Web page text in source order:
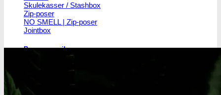
Skulekasser / Stashbox
Zip-poser
NO SMELL | Zip-poser
Jointbox
Bonger og piber